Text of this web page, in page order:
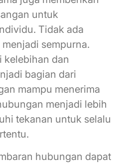
untuk
Tidak ada
sempurna.
kelebihan dan
bagian dari
mampu menerima
menjadi lebih
tekanan untuk selalu
hubungan dapat